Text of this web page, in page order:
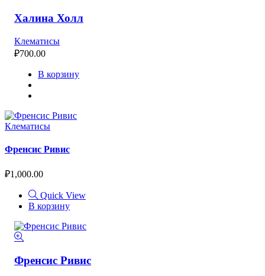
Халина Холл
Клематисы
₽700.00
В корзину
Клематисы
Френсис Ривис
₽1,000.00
Quick View
В корзину
Френсис Ривис